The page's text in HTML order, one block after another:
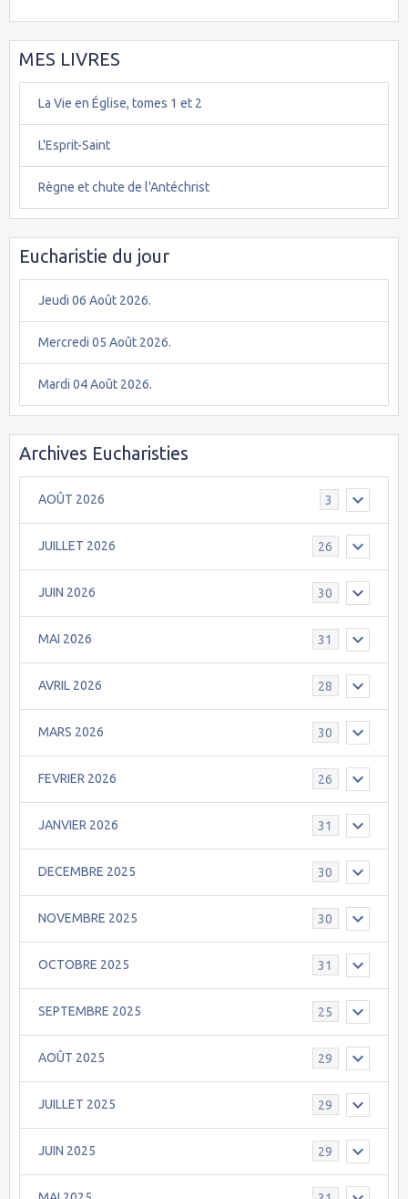
MES LIVRES
La Vie en Église, tomes 1 et 2
L'Esprit-Saint
Règne et chute de l'Antéchrist
Eucharistie du jour
Jeudi 06 Août 2026.
Mercredi 05 Août 2026.
Mardi 04 Août 2026.
Archives Eucharisties
AOÛT 2026 3
JUILLET 2026 26
JUIN 2026 30
MAI 2026 31
AVRIL 2026 28
MARS 2026 30
FEVRIER 2026 26
JANVIER 2026 31
DECEMBRE 2025 30
NOVEMBRE 2025 30
OCTOBRE 2025 31
SEPTEMBRE 2025 25
AOÛT 2025 29
JUILLET 2025 29
JUIN 2025 29